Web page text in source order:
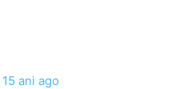
15 ani ago